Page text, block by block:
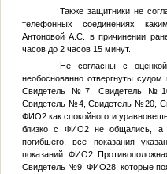
Также защитники не
телефонных соединениях
Антоновой А.С. в причинении
часов до 2 часов 15 минут.
Не согласны с
необоснованно отвергнуты
Свидетель №7,Свидетель
Свидетель №4,Свидетель №20,
ФИО2как спокойного и
близко с ФИО2не общались, а
погибшего; все показания
показаний ФИО2
Свидетель №9,ФИО28, которые